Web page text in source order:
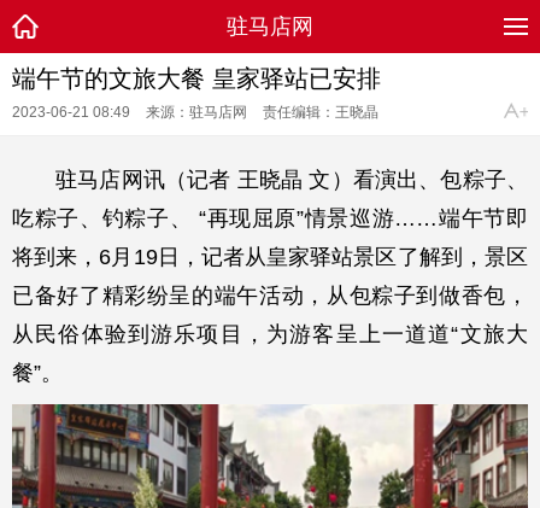
驻马店网
端午节的文旅大餐 皇家驿站已安排
2023-06-21 08:49 来源：驻马店网 责任编辑：王晓晶
驻马店网讯（记者 王晓晶 文）看演出、包粽子、
吃粽子、钓粽子、 “再现屈原”情景巡游……端午节即
将到来，6月19日，记者从皇家驿站景区了解到，景区
已备好了精彩纷呈的端午活动，从包粽子到做香包，
从民俗体验到游乐项目，为游客呈上一道道“文旅大
餐”。